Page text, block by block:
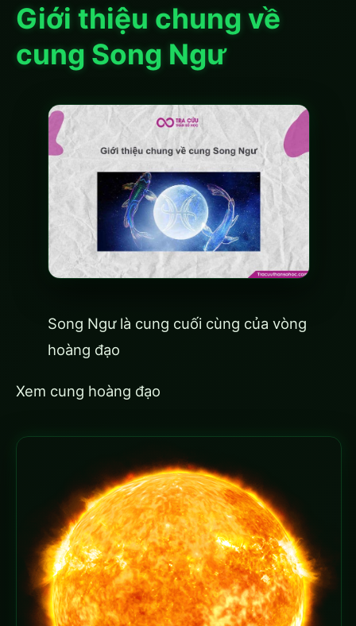
Giới thiệu chung về
cung Song Ngư
Song Ngư là cung cuối cùng của vòng
hoàng đạo
Xem cung hoàng đạo